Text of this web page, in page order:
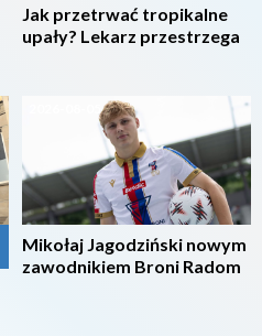
Jak przetrwać tropikalne
upały? Lekarz przestrzega
2026-08-05
Mikołaj Jagodziński nowym
zawodnikiem Broni Radom